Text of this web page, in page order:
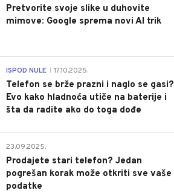
Pretvorite svoje slike u duhovite
mimove: Google sprema novi AI trik
ISPOD NULE 17.10.2025.
Telefon se brže prazni i naglo se gasi?
Evo kako hladnoća utiče na baterije i
šta da radite ako do toga dođe
23.09.2025.
Prodajete stari telefon? Jedan
pogrešan korak može otkriti sve vaše
podatke